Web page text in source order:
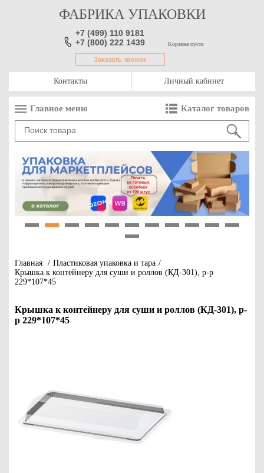
ФАБРИКА УПАКОВКИ
+7 (499) 110 9181
+7 (800) 222 1439
Заказать звонок
Корзина пуста
Контакты Личный кабинет
Главное меню Каталог товаров
Главная / Пластиковая упаковка и тара /
Крышка к контейнеру для суши и роллов (КД-301), р-р
229*107*45
Крышка к контейнеру для суши и роллов (КД-301), р-
р 229*107*45